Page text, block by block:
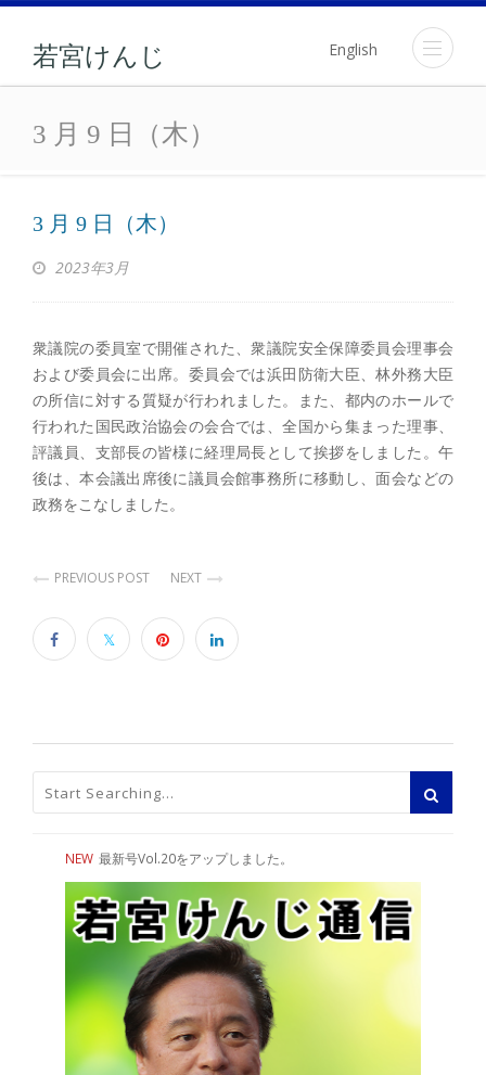
若宮けんじ English
3 月 9 日（木）
3 月 9 日（木）
3 月 9 日（木）
2023年3月
衆議院の委員室で開催された、衆議院安全保障委員会理事会
および委員会に出席。委員会では浜田防衛大臣、林外務大臣
の所信に対する質疑が行われました。また、都内のホールで
行われた国民政治協会の会合では、全国から集まった理事、
評議員、支部長の皆様に経理局長として挨拶をしました。午
後は、本会議出席後に議員会館事務所に移動し、面会などの
政務をこなしました。
PREVIOUS POST NEXT
NEW 最新号Vol.20をアップしました。